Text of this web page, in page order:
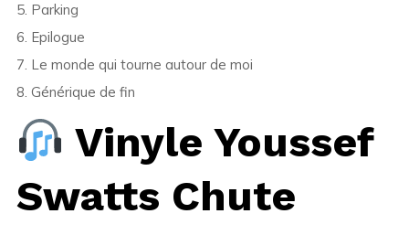
5. Parking
6. Epilogue
7. Le monde qui tourne autour de moi
8. Générique de fin
Vinyle Youssef
Swatts Chute